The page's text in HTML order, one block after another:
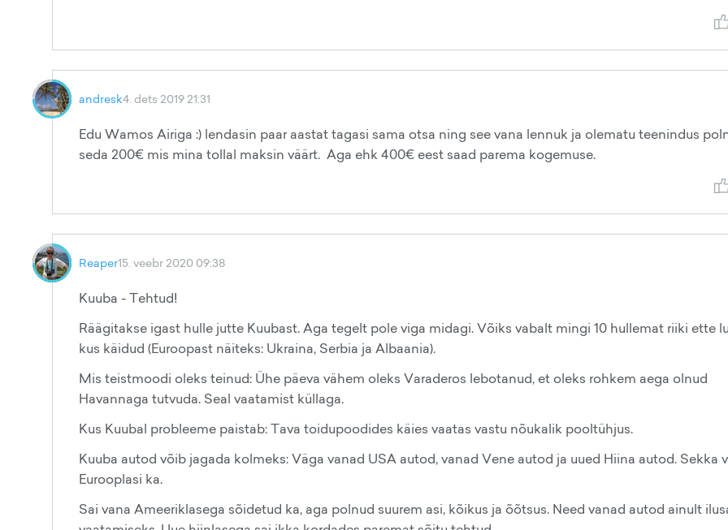
andresk4. dets 2019 21:31
Edu Wamos Airiga :) lendasin paar aastat tagasi sama otsa ning see vana lennuk ja olematu teenindus
seda 200€ mis mina tollal maksin väärt. Aga ehk 400€ eest saad parema kogemuse.
Reaper15. veebr 2020 09:38
Kuuba - Tehtud!
Räägitakse igast hulle jutte Kuubast. Aga tegelt pole viga midagi. Võiks vabalt mingi 10 hullemat riiki ette
kus käidud (Euroopast näiteks: Ukraina, Serbia ja Albaania).
Mis teistmoodi oleks teinud: Ühe päeva vähem oleks Varaderos lebotanud, et oleks rohkem aega olnud
Havannaga tutvuda. Seal vaatamist küllaga.
Kus Kuubal probleeme paistab: Tava toidupoodides käies vaatas vastu nõukalik pooltühjus.
Kuuba autod võib jagada kolmeks: Väga vanad USA autod, vanad Vene autod ja uued Hiina autod. Sekka
Eurooplasi ka.
Sai vana Ameeriklasega sõidetud ka, aga polnud suurem asi, kõikus ja õõtsus. Need vanad autod ainult